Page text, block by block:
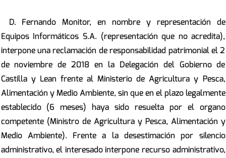
D. Fernando Monitor, en nombre y representación de
Equipos Informáticos S.A. (representación que no acredita),
interpone una reclamación de responsabilidad patrimonial el 2
de noviembre de 2018 en la Delegación del Gobierno de
Castilla y Lean frente al Ministerio de Agricultura y Pesca,
Alimentación y Medio Ambiente, sin que en el plazo legalmente
establecido (6 meses) haya sido resuelta por el organo
competente (Ministro de Agricultura y Pesca, Alimentación y
Medio Ambiente). Frente a la desestimación por silencio
administrativo, el interesado interpone recurso administrativo,